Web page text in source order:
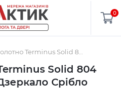
0
Solid 804
Срібло